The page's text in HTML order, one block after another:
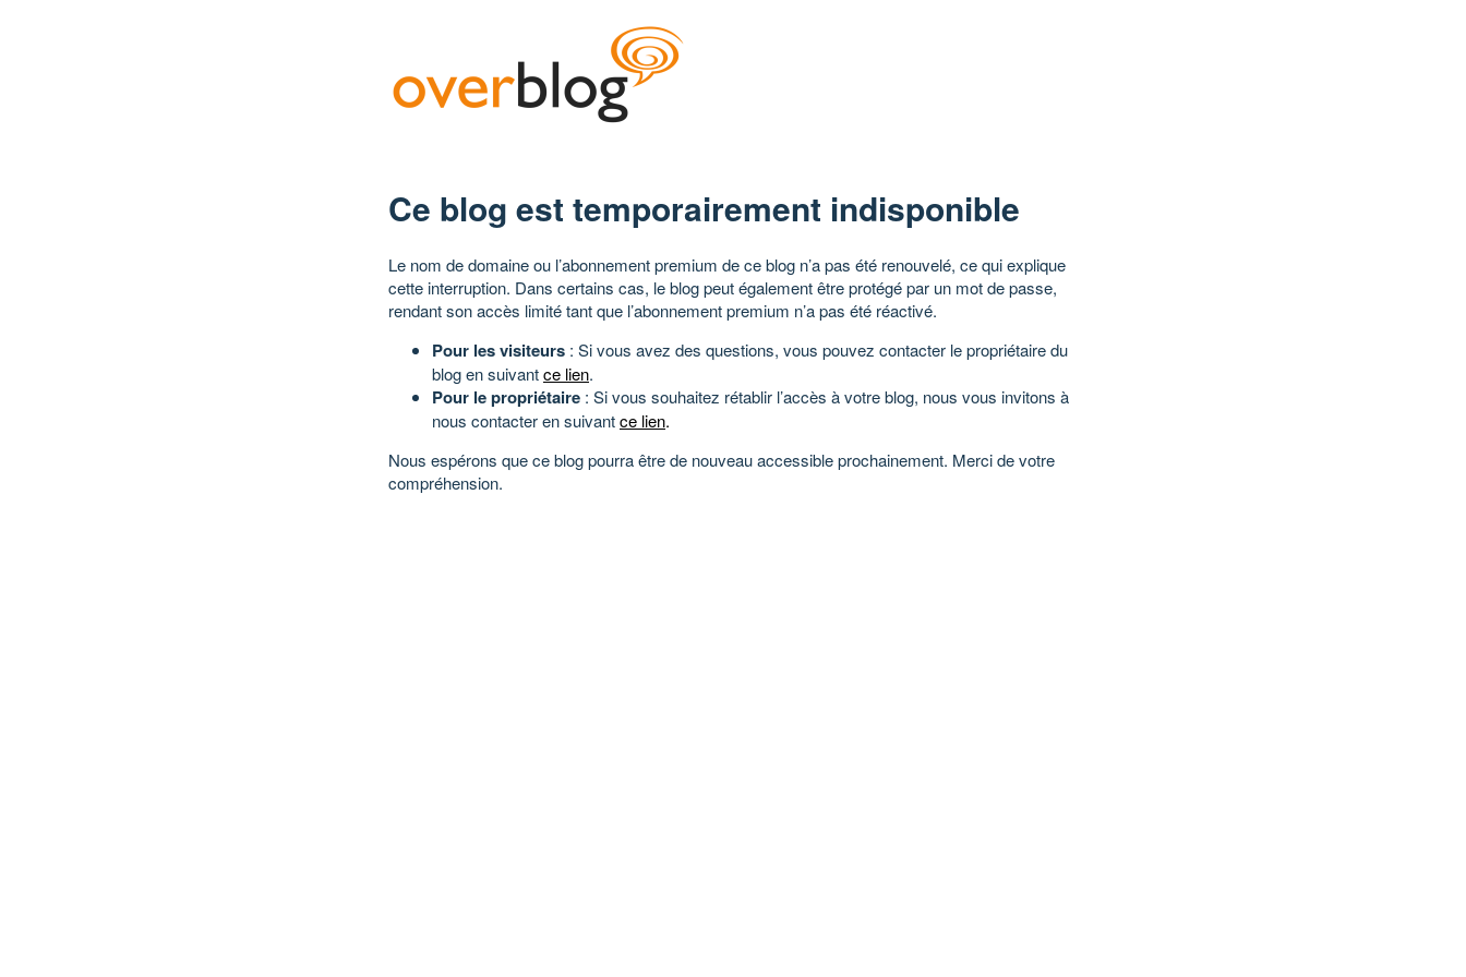
Ce blog est temporairement indisponible
Le nom de domaine ou l’abonnement premium de ce blog n’a pas été renouvelé, ce qui explique
cette interruption. Dans certains cas, le blog peut également être protégé par un mot de passe,
rendant son accès limité tant que l’abonnement premium n’a pas été réactivé.
Pour les visiteurs : Si vous avez des questions, vous pouvez contacter le propriétaire du
blog en suivantce lien.
Pour le propriétaire : Si vous souhaitez rétablir l’accès à votre blog, nous vous invitons à
nous contacter en suivantce lien.
Nous espérons que ce blog pourra être de nouveau accessible prochainement. Merci de votre
compréhension.